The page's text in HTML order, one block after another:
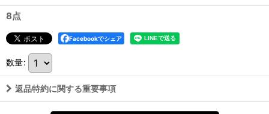
8点
Facebookでシェア
数量:
返品特約に関する重要事項